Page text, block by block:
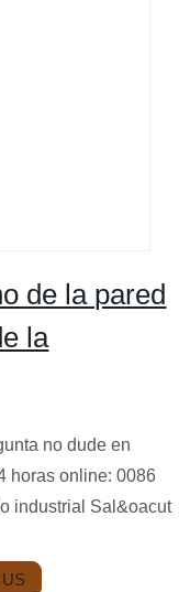
de la pared
la
no dude en
horas online: 0086
industrial Sal&oacut